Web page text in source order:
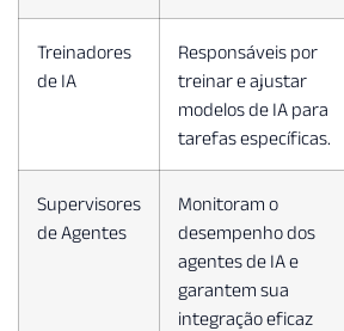
Treinadores
de IA
Responsáveis por
treinar e ajustar
modelos de IA para
tarefas específicas.
Supervisores
de Agentes
Monitoram o
desempenho dos
agentes de IA e
garantem sua
integração eficaz